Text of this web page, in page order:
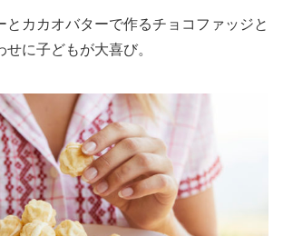
とカカオバターで作るチョコファッジと
に子どもが大喜び。